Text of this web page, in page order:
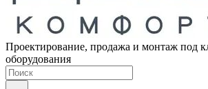
Проектирование, продажа и монтаж под
оборудования